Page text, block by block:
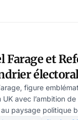
Farage et
électoral
luttes
figure
UK avec l’ambition
paysage politique